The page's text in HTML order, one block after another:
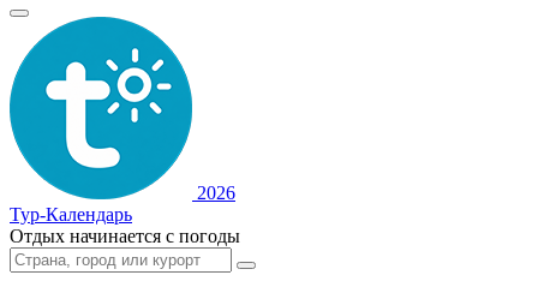
2026
Тур-Календарь
Отдых начинается с погоды